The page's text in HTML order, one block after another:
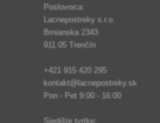
Poslovnica:
Lacnepostreky s.r.o.
Brnianska 2343
911 05 Trenčín
+421 915 420 295
kontakt@lacnepostreky.sk
Pon - Pet 9:00 - 16:00
Sjedište tvrtke: